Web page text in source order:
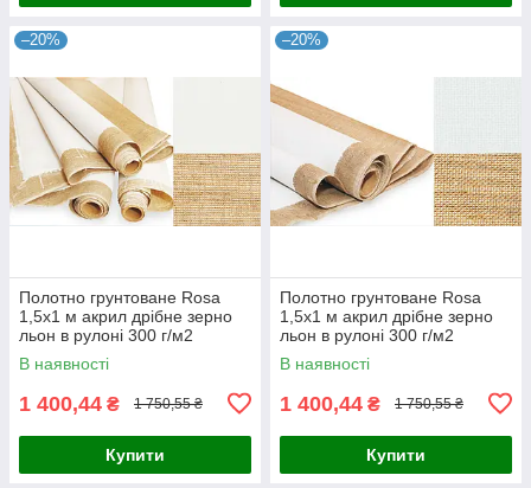
–20%
Полотно грунтоване Rosa
1,5x1 м акрил дрібне зерно
льон в рулоні 300 г/м2
(4820149852171)
В наявності
1 400,44 ₴ 1 750,55 ₴
Купити
–20%
Полотно грунтоване Rosa
1,5x1 м акрил дрібне зерно
льон в рулоні 300 г/м2
(4820149852164)
В наявності
1 400,44 ₴ 1 750,55 ₴
Купити